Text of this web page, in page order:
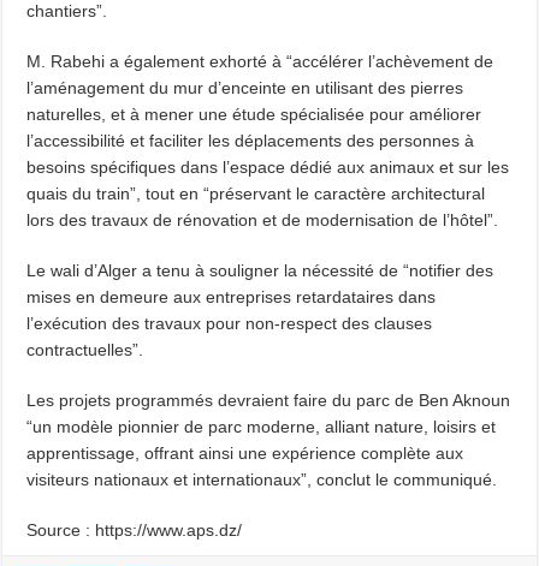
chantiers”.
M. Rabehi a également exhorté à “accélérer l’achèvement de
l’aménagement du mur d’enceinte en utilisant des pierres
naturelles, et à mener une étude spécialisée pour améliorer
l’accessibilité et faciliter les déplacements des personnes à
besoins spécifiques dans l’espace dédié aux animaux et sur les
quais du train”, tout en “préservant le caractère architectural
lors des travaux de rénovation et de modernisation de l’hôtel”.
Le wali d’Alger a tenu à souligner la nécessité de “notifier des
mises en demeure aux entreprises retardataires dans
l’exécution des travaux pour non-respect des clauses
contractuelles”.
Les projets programmés devraient faire du parc de Ben Aknoun
“un modèle pionnier de parc moderne, alliant nature, loisirs et
apprentissage, offrant ainsi une expérience complète aux
visiteurs nationaux et internationaux”, conclut le communiqué.
Source : https://www.aps.dz/